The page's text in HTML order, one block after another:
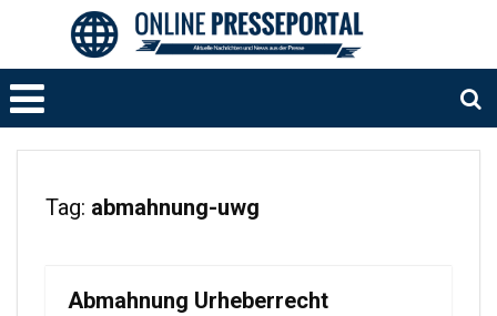
Tag: abmahnung-uwg
Abmahnung Urheberrecht